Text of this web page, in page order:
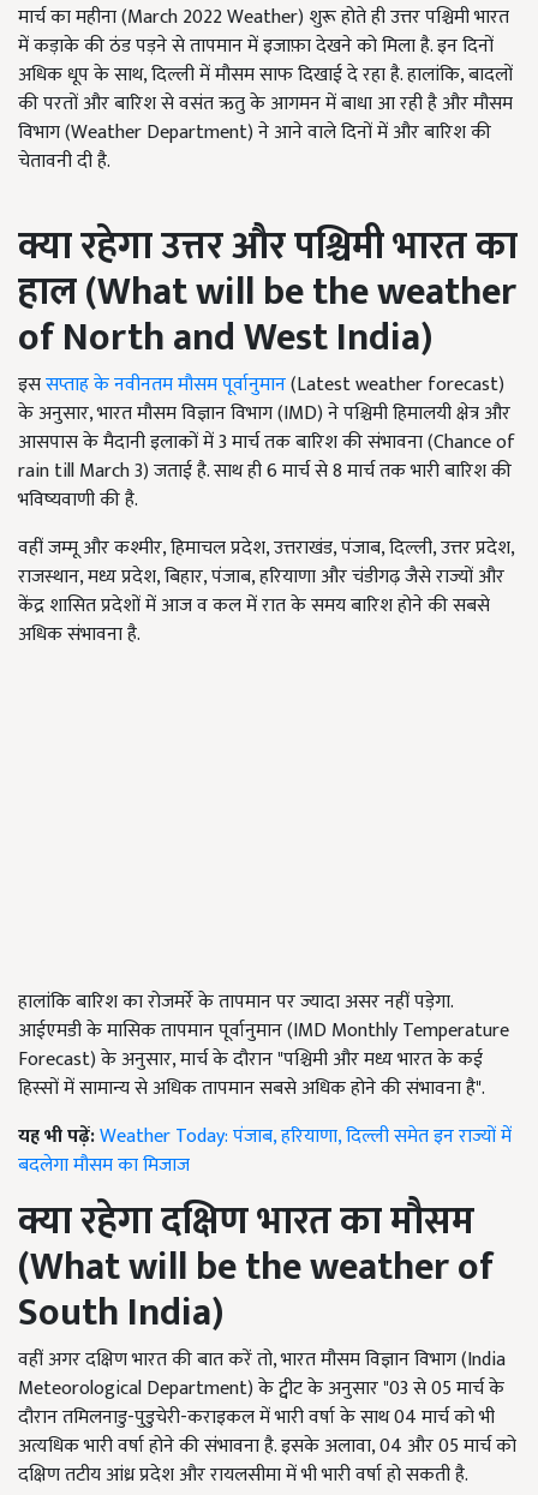
मार्च का महीना (March 2022 Weather) शुरू होते ही उत्तर पश्चिमी भारत
में कड़ाके की ठंड पड़ने से तापमान में इजाफ़ा देखने को मिला है. इन दिनों
अधिक धूप के साथ, दिल्ली में मौसम साफ दिखाई दे रहा है. हालांकि, बादलों
की परतों और बारिश से वसंत ऋतु के आगमन में बाधा आ रही है और मौसम
विभाग (Weather Department) ने आने वाले दिनों में और बारिश की
चेतावनी दी है.
क्या रहेगा उत्तर और पश्चिमी भारत का
हाल (What will be the weather
of North and West India)
इससप्ताह के नवीनतम मौसम पूर्वानुमान(Latest weather forecast)
के अनुसार, भारत मौसम विज्ञान विभाग (IMD) ने पश्चिमी हिमालयी क्षेत्र और
आसपास के मैदानी इलाकों में 3 मार्च तक बारिश की संभावना (Chance of
rain till March 3) जताई है. साथ ही 6 मार्च से 8 मार्च तक भारी बारिश की
भविष्यवाणी की है.
वहीं जम्मू और कश्मीर, हिमाचल प्रदेश, उत्तराखंड, पंजाब, दिल्ली, उत्तर प्रदेश,
राजस्थान, मध्य प्रदेश, बिहार, पंजाब, हरियाणा और चंडीगढ़ जैसे राज्यों और
केंद्र शासित प्रदेशों में आज व कल में रात के समय बारिश होने की सबसे
अधिक संभावना है.
हालांकि बारिश का रोजमर्रे के तापमान पर ज्यादा असर नहीं पड़ेगा.
आईएमडी के मासिक तापमान पूर्वानुमान (IMD Monthly Temperature
Forecast) के अनुसार, मार्च के दौरान "पश्चिमी और मध्य भारत के कई
हिस्सों में सामान्य से अधिक तापमान सबसे अधिक होने की संभावना है".
यह भी पढ़ें:Weather Today: पंजाब, हरियाणा, दिल्ली समेत इन राज्यों में
बदलेगा मौसम का मिजाज
क्या रहेगा दक्षिण भारत का मौसम
(What will be the weather of
South India)
वहीं अगर दक्षिण भारत की बात करें तो, भारत मौसम विज्ञान विभाग (India
Meteorological Department) के ट्वीट के अनुसार "03 से 05 मार्च के
दौरान तमिलनाडु-पुडुचेरी-कराइकल में भारी वर्षा के साथ 04 मार्च को भी
अत्यधिक भारी वर्षा होने की संभावना है. इसके अलावा, 04 और 05 मार्च को
दक्षिण तटीय आंध्र प्रदेश और रायलसीमा में भी भारी वर्षा हो सकती है.